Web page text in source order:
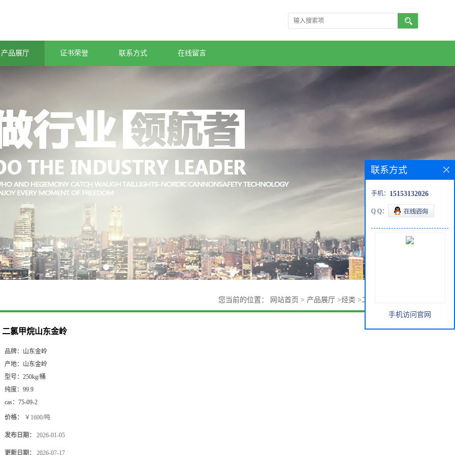
产品展厅 证书荣誉 联系方式 在线留言
您当前的位置： 网站首页 > 产品展厅 >烃类 >二氯甲烷山东金岭
二氯甲烷山东金岭
品牌： 山东金岭
产地： 山东金岭
型号： 250kg/桶
纯度： 99.9
cas： 75-09-2
价格： ￥1600/吨
发布日期： 2026-01-05
更新日期： 2026-07-17
联系方式
手机： 15153132026
Q Q：
手机访问官网